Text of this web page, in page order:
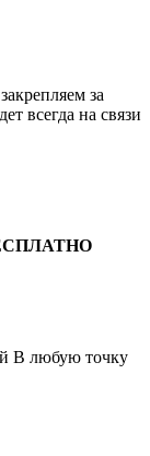
за
всегда на связи
В любую точку